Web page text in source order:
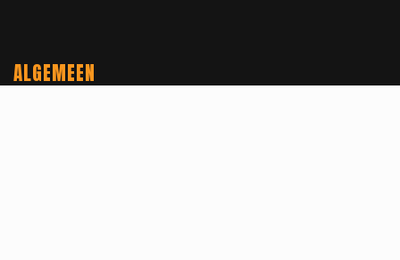
ALGEMEEN